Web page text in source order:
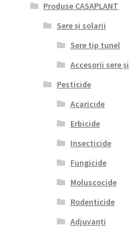
Produse CASAPLANT
Sere și solarii
Sere tip tunel
Accesorii sere
Pesticide
Acaricide
Erbicide
Insecticide
Fungicide
Moluscocide
Rodenticide
Adjuvanți